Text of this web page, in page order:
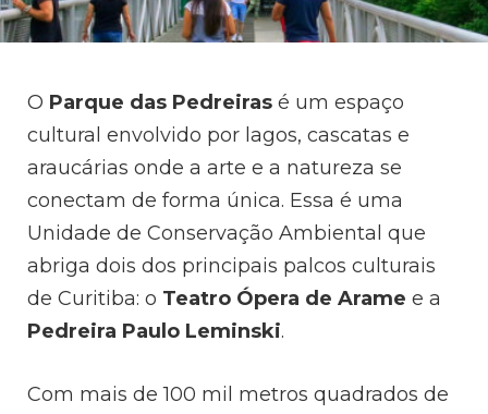
O Parque das Pedreiras é um espaço
cultural envolvido por lagos, cascatas e
araucárias onde a arte e a natureza se
conectam de forma única. Essa é uma
Unidade de Conservação Ambiental que
abriga dois dos principais palcos culturais
de Curitiba: o Teatro Ópera de Arame e a
Pedreira Paulo Leminski.
Com mais de 100 mil metros quadrados de